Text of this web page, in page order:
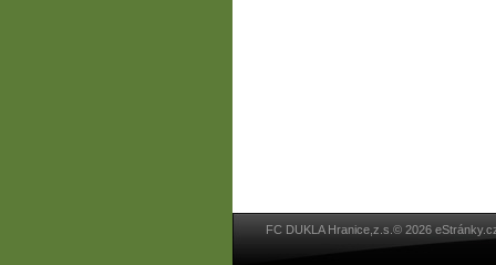
FC DUKLA Hranice,z.s.© 2026